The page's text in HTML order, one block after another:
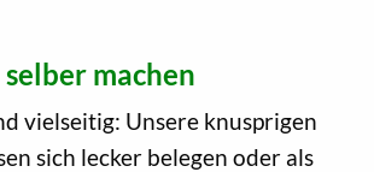
machen
vielseitig: Unsere knusprigen
sich lecker belegen oder als